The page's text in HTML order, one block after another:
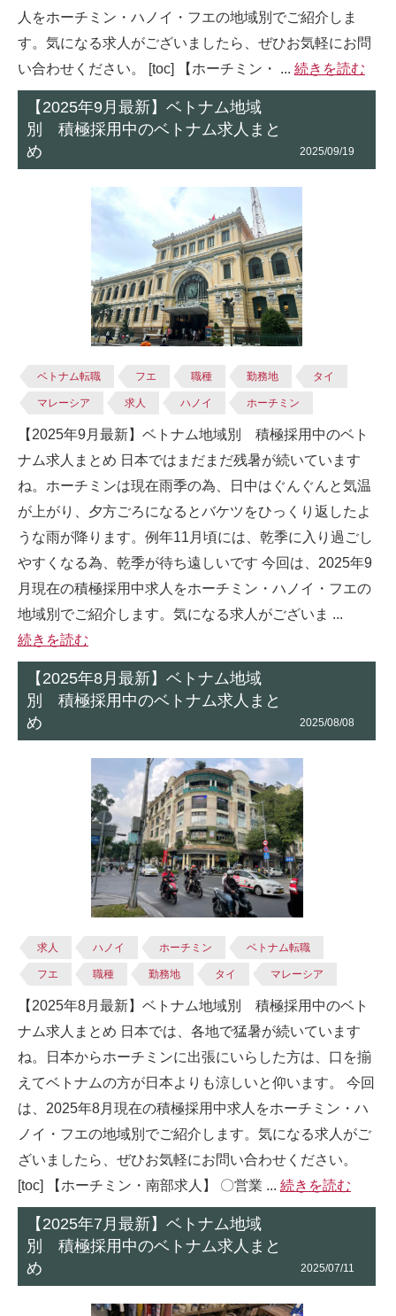
人をホーチミン・ハノイ・フエの地域別でご紹介しま
す。気になる求人がございましたら、ぜひお気軽にお問
い合わせください。 [toc] 【ホーチミン・ ... 続きを読む
【2025年9月最新】ベトナム地域
別 積極採用中のベトナム求人まと
め
2025/09/19
ベトナム転職 フエ 職種 勤務地 タイ
マレーシア 求人 ハノイ ホーチミン
【2025年9月最新】ベトナム地域別 積極採用中のベト
ナム求人まとめ 日本ではまだまだ残暑が続いています
ね。ホーチミンは現在雨季の為、日中はぐんぐんと気温
が上がり、夕方ごろになるとバケツをひっくり返したよ
うな雨が降ります。例年11月頃には、乾季に入り過ごし
やすくなる為、乾季が待ち遠しいです 今回は、2025年9
月現在の積極採用中求人をホーチミン・ハノイ・フエの
地域別でご紹介します。気になる求人がございま ...
続きを読む
【2025年8月最新】ベトナム地域
別 積極採用中のベトナム求人まと
め
2025/08/08
求人 ハノイ ホーチミン ベトナム転職
フエ 職種 勤務地 タイ マレーシア
【2025年8月最新】ベトナム地域別 積極採用中のベト
ナム求人まとめ 日本では、各地で猛暑が続いています
ね。日本からホーチミンに出張にいらした方は、口を揃
えてベトナムの方が日本よりも涼しいと仰います。 今回
は、2025年8月現在の積極採用中求人をホーチミン・ハ
ノイ・フエの地域別でご紹介します。気になる求人がご
ざいましたら、ぜひお気軽にお問い合わせください。
[toc] 【ホーチミン・南部求人】 〇営業 ... 続きを読む
【2025年7月最新】ベトナム地域
別 積極採用中のベトナム求人まと
め
2025/07/11